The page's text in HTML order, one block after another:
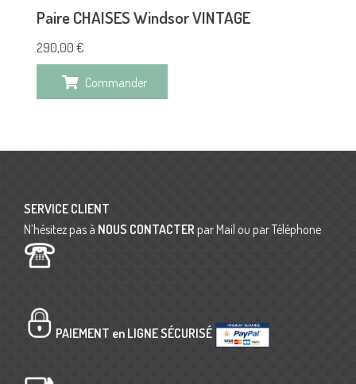
Paire CHAISES Windsor VINTAGE
290,00 €
Commander
SERVICE CLIENT
N’hésitez pas à NOUS CONTACTER par Mail ou par Téléphone
PAIEMENT en LIGNE SÉCURISÉ